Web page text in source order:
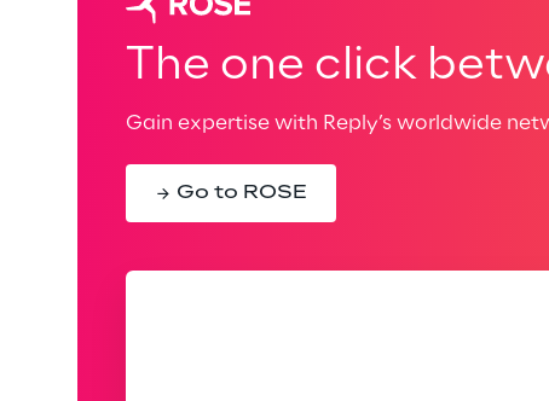
The one click
Gain expertise with Reply’s worldwide
Go to ROSE